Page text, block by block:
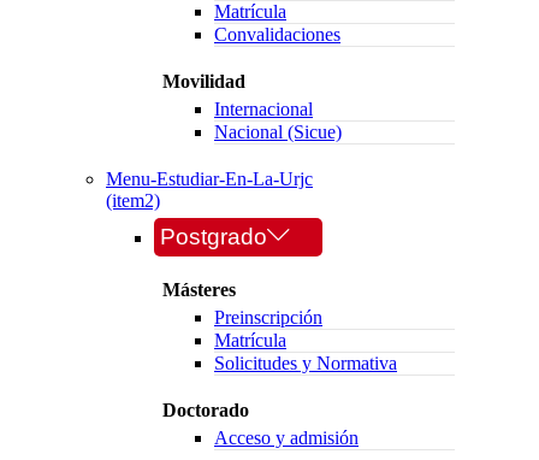
Matrícula
Convalidaciones
Movilidad
Internacional
Nacional (Sicue)
Menu-Estudiar-En-La-Urjc
(item2)
Postgrado
Másteres
Preinscripción
Matrícula
Solicitudes y Normativa
Doctorado
Acceso y admisión